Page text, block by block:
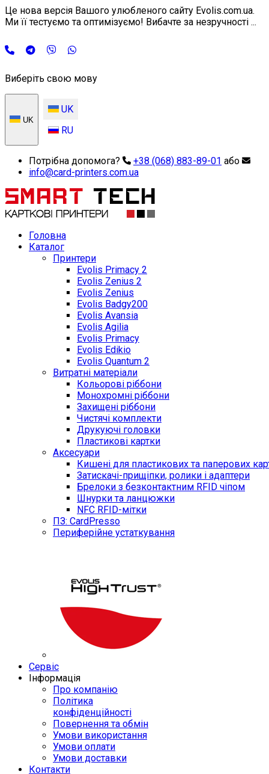
Це нова версія Вашого улюбленого сайту Evolis.com.ua.
Ми її тестуємо та оптимізуємо! Вибачте за незручності ...
Виберіть свою мову
UK
UK
RU
Потрібна допомога? +38 (068) 883-89-01 або
info@card-printers.com.ua
Головна
Каталог
Принтери
Evolis Primacy 2
Evolis Zenius 2
Evolis Zenius
Evolis Badgy200
Evolis Avansia
Evolis Agilia
Evolis Primacy
Evolis Edikio
Evolis Quantum 2
Витратні матеріали
Кольорові ріббони
Монохромні ріббони
Захищені ріббони
Чистячі комплекти
Друкуючі головки
Пластикові картки
Аксесуари
Кишені для пластикових та паперових
Затискачі-прищіпки, ролики і адаптери
Брелоки з безконтактним RFID чіпом
Шнурки та ланцюжки
NFC RFID-мітки
ПЗ: CardPresso
Периферійне устаткування
Сервіс
Інформація
Про компанію
Політика
конфіденційності
Повернення та обмін
Умови використання
Умови оплати
Умови доставки
Контакти